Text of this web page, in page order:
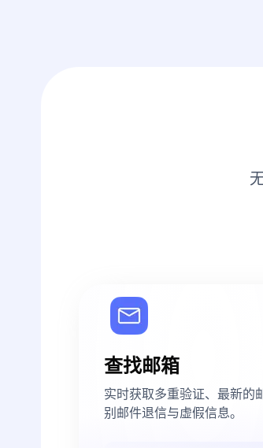
查找邮箱
实时获取多重验证、最新的
别邮件退信与虚假信息。